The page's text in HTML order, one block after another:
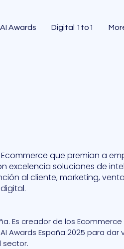
AI Awards Digital 1to1
que premian a
excelencia soluciones de
al cliente, marketing,
Es creador de los
Awards España 2025 para dar
sector.